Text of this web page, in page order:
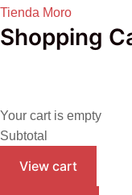
Tienda Moro
Shopping
Your cart is empty
Subtotal
View cart